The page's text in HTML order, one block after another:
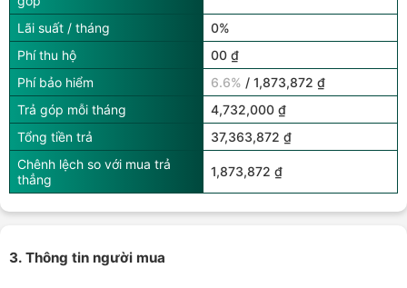
Lãi suất / tháng
0%
Phí thu hộ
00 ₫
Phí bảo hiểm
6.6% / 1,873,872 ₫
Trả góp mỗi tháng
4,732,000 ₫
Tổng tiền trả
37,363,872 ₫
Chênh lệch so với mua trả
thẳng
1,873,872 ₫
3. Thông tin người mua